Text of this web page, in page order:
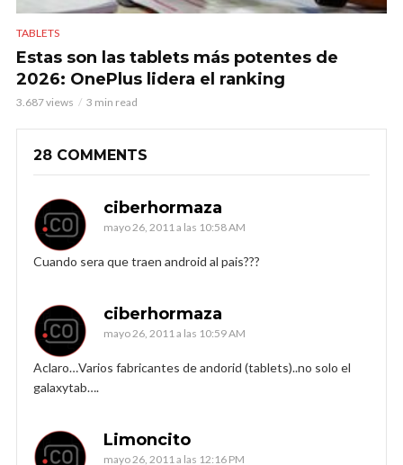
TABLETS
Estas son las tablets más potentes de
2026: OnePlus lidera el ranking
3.687 views 3 min read
28 COMMENTS
ciberhormaza
mayo 26, 2011 a las 10:58 AM
Cuando sera que traen android al pais???
ciberhormaza
mayo 26, 2011 a las 10:59 AM
Aclaro…Varios fabricantes de andorid (tablets)..no solo el
galaxytab….
Limoncito
mayo 26, 2011 a las 12:16 PM